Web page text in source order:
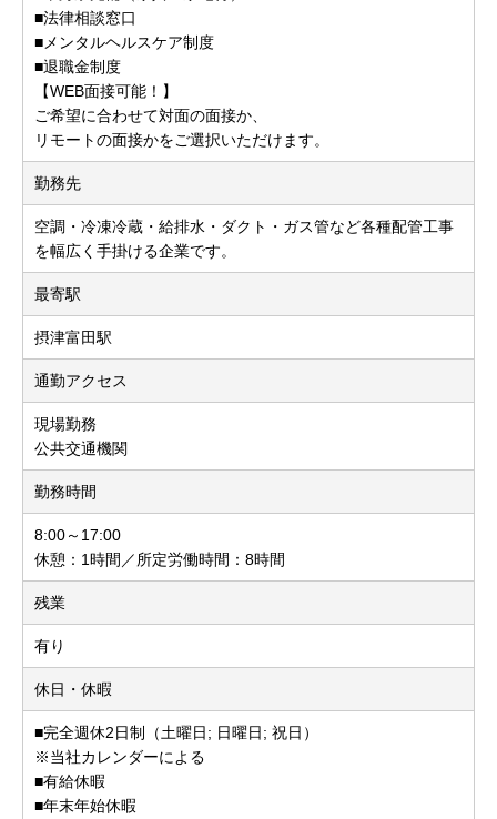
■法律相談窓口
■メンタルヘルスケア制度
■退職金制度
【WEB面接可能！】
ご希望に合わせて対面の面接か、
リモートの面接かをご選択いただけます。
勤務先
空調・冷凍冷蔵・給排水・ダクト・ガス管など各種配管工事
を幅広く手掛ける企業です。
最寄駅
摂津富田駅
通勤アクセス
現場勤務
公共交通機関
勤務時間
8:00～17:00
休憩：1時間／所定労働時間：8時間
残業
有り
休日・休暇
■完全週休2日制（土曜日; 日曜日; 祝日）
※当社カレンダーによる
■有給休暇
■年末年始休暇